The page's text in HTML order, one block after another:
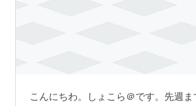
こんにちわ。しょこら＠です。先週ま